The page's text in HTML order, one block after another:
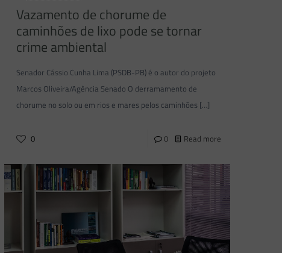
Vazamento de chorume de
caminhões de lixo pode se tornar
crime ambiental
Senador Cássio Cunha Lima (PSDB-PB) é o autor do projeto
Marcos Oliveira/Agência Senado O derramamento de
chorume no solo ou em rios e mares pelos caminhões […]
0 0 Read more